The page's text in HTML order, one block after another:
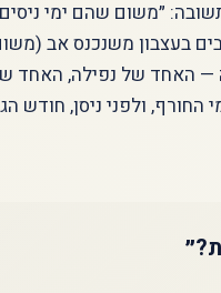
״משום שהם ימי
בעצבון משנכנס אב
— האחד של נפילה, האחד
ולפני ניסן, חודש